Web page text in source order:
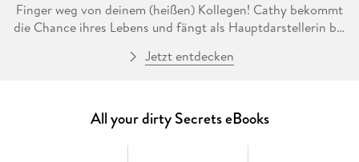
Finger weg von deinem (heißen) Kollegen! Cathy bekommt
die Chance ihres Lebens und fängt als Hauptdarstellerin bei
großen Schauspielkarriere endlich ausleben zu können. Die
kleiner One-Night-Stand am Tag vor Drehbeginn mit einem
mysteriösen Fremden kann allerdings nicht schaden, glaubt
sie. Als jedoch genau dieser Typ am nächsten Morgen am
Jetzt entdecken
All your dirty Secrets eBooks